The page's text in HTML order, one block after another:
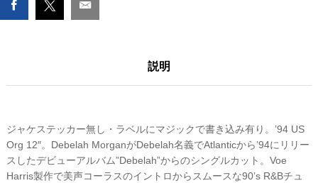
説明
ジャケステッカー無し・ラベルにマジックで書き込み有り。’94 US
Org 12″。Debelah MorganがDebelah名義でAtlanticから’94にリリー
スしたデビューアルバム”Debelah”からのシングルカット。Voe
Harris製作で美声コーラスのイントロからスムースな90’s R&Bチュ